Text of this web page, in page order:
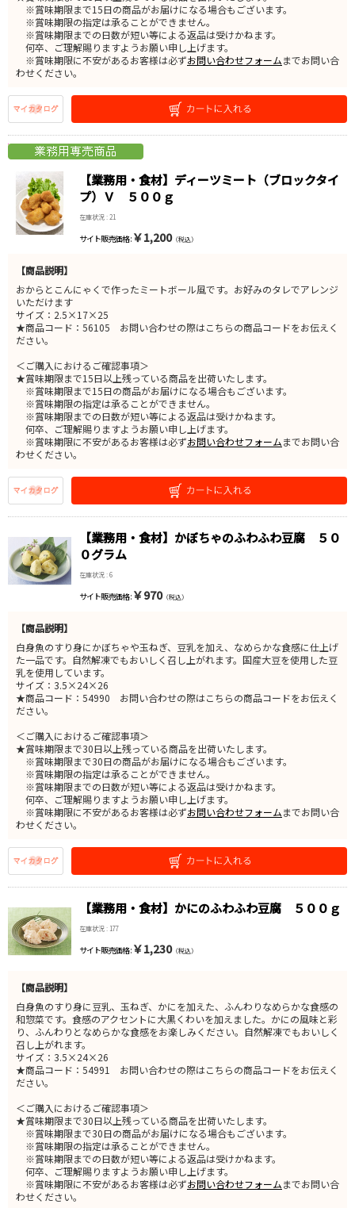
※賞味期限まで15日の商品がお届けになる場合もございます。
※賞味期限の指定は承ることができません。
※賞味期限までの日数が短い等による返品は受けかねます。
何卒、ご理解賜りますようお願い申し上げます。
※賞味期限に不安があるお客様は必ずお問い合わせフォームまでお問い合
わせください。
【業務用・食材】ディーツミート（ブロックタイ
プ）Ｖ ５００ｇ
在庫状況 : 21
サイト販売価格 : ￥1,200（税込）
【商品説明】
おからとこんにゃくで作ったミートボール風です。お好みのタレでアレンジ
いただけます
サイズ：2.5×17×25
★商品コード：56105 お問い合わせの際はこちらの商品コードをお伝えく
ださい。
＜ご購入におけるご確認事項＞
★賞味期限まで15日以上残っている商品を出荷いたします。
※賞味期限まで15日の商品がお届けになる場合もございます。
※賞味期限の指定は承ることができません。
※賞味期限までの日数が短い等による返品は受けかねます。
何卒、ご理解賜りますようお願い申し上げます。
※賞味期限に不安があるお客様は必ずお問い合わせフォームまでお問い合
わせください。
【業務用・食材】かぼちゃのふわふわ豆腐 ５０
０グラム
在庫状況 : 6
サイト販売価格 : ￥970（税込）
【商品説明】
白身魚のすり身にかぼちゃや玉ねぎ、豆乳を加え、なめらかな食感に仕上げ
た一品です。自然解凍でもおいしく召し上がれます。国産大豆を使用した豆
乳を使用しています。
サイズ：3.5×24×26
★商品コード：54990 お問い合わせの際はこちらの商品コードをお伝えく
ださい。
＜ご購入におけるご確認事項＞
★賞味期限まで30日以上残っている商品を出荷いたします。
※賞味期限まで30日の商品がお届けになる場合もございます。
※賞味期限の指定は承ることができません。
※賞味期限までの日数が短い等による返品は受けかねます。
何卒、ご理解賜りますようお願い申し上げます。
※賞味期限に不安があるお客様は必ずお問い合わせフォームまでお問い合
わせください。
【業務用・食材】かにのふわふわ豆腐 ５００ｇ
在庫状況 : 177
サイト販売価格 : ￥1,230（税込）
【商品説明】
白身魚のすり身に豆乳、玉ねぎ、かにを加えた、ふんわりなめらかな食感の
和惣菜です。食感のアクセントに大黒くわいを加えました。かにの風味と彩
り、ふんわりとなめらかな食感をお楽しみください。自然解凍でもおいしく
召し上がれます。
サイズ：3.5×24×26
★商品コード：54991 お問い合わせの際はこちらの商品コードをお伝えく
ださい。
＜ご購入におけるご確認事項＞
★賞味期限まで30日以上残っている商品を出荷いたします。
※賞味期限まで30日の商品がお届けになる場合もございます。
※賞味期限の指定は承ることができません。
※賞味期限までの日数が短い等による返品は受けかねます。
何卒、ご理解賜りますようお願い申し上げます。
※賞味期限に不安があるお客様は必ずお問い合わせフォームまでお問い合
わせください。